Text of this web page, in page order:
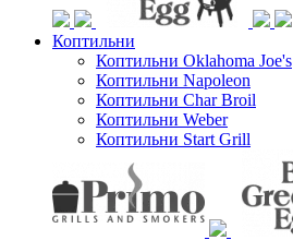
Коптильни
Коптильни Oklahoma Joe's
Коптильни Napoleon
Коптильни Char Broil
Коптильни Weber
Коптильни Start Grill